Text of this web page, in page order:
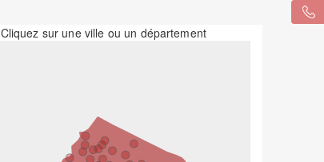
Cliquez sur une ville ou un département